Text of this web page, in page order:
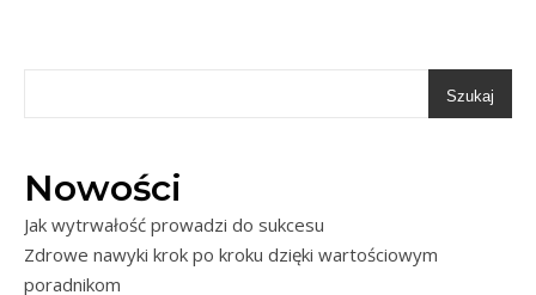
Szukaj
Nowości
Jak wytrwałość prowadzi do sukcesu
Zdrowe nawyki krok po kroku dzięki wartościowym
poradnikom